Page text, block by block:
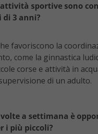
sportive sono
3 anni?
favoriscono la
come la ginnastica
corse e attività in
di un adulto.
a settimana è
i più piccoli?